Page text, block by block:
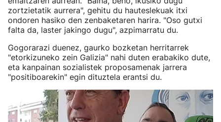
zortzietatik aurrera", gehitu du hauteslekuak itxi
ondoren hasiko den zenbaketaren harira. "Oso gutxi
falta da, laster jakingo dugu", azpimarratu du.
Gogorarazi duenez, gaurko bozketan herritarrek
"etorkizuneko zein Galizia" nahi duten erabakiko dute,
eta kanpainan sozialistek proposamenak jarrera
"positiboarekin" egin dituztela erantsi du.